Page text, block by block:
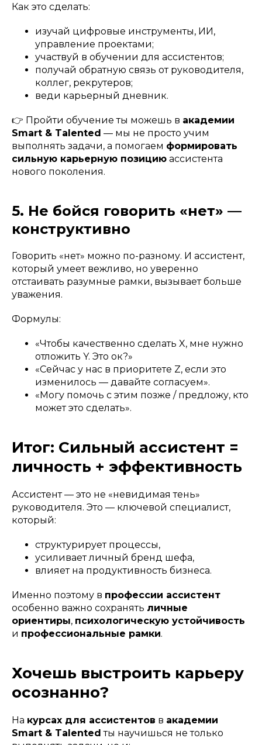
Как это сделать:
изучай цифровые инструменты, ИИ,
управление проектами;
участвуй в обучении для ассистентов;
получай обратную связь от руководителя,
коллег, рекрутеров;
веди карьерный дневник.
👉 Пройти обучение ты можешь в академии
Smart & Talented — мы не просто учим
выполнять задачи, а помогаем формировать
сильную карьерную позицию ассистента
нового поколения.
5. Не бойся говорить «нет» —
конструктивно
Говорить «нет» можно по-разному. И ассистент,
который умеет вежливо, но уверенно
отстаивать разумные рамки, вызывает больше
уважения.
Формулы:
«Чтобы качественно сделать X, мне нужно
отложить Y. Это ок?»
«Сейчас у нас в приоритете Z, если это
изменилось — давайте согласуем».
«Могу помочь с этим позже / предложу, кто
может это сделать».
Итог: Сильный ассистент =
личность + эффективность
Ассистент — это не «невидимая тень»
руководителя. Это — ключевой специалист,
который:
структурирует процессы,
усиливает личный бренд шефа,
влияет на продуктивность бизнеса.
Именно поэтому в профессии ассистент
особенно важно сохранять личные
ориентиры, психологическую устойчивость
и профессиональные рамки.
Хочешь выстроить карьеру
осознанно?
На курсах для ассистентов в академии
Smart & Talented ты научишься не только